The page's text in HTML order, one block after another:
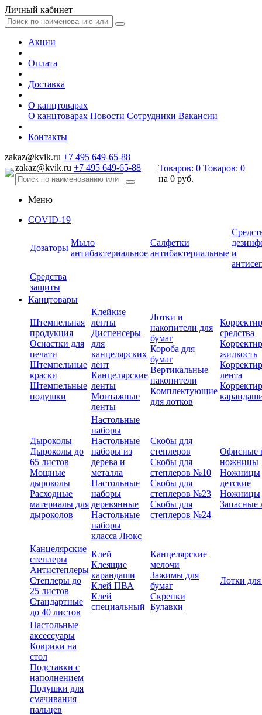
Личный кабинет
Акции
Оплата
Доставка
О канцтоварах
О канцтоварах Новости Сотрудники Вакансии
Контакты
zakaz@kvik.ru +7 495 649-65-88
zakaz@kvik.ru +7 495 649-65-88 Товаров: 0 Товаров: 0
на 0 руб.
Меню
COVID-19
Дозаторы
Мыло
антибактериальное
Салфетки
антибактериальные и
Средства
защиты
Канцтовары
Штемпельная
продукция
Оснастки для
печати
Штемпельные
краски
Штемпельные
подушки
Клейкие
ленты
Диспенсеры
для
канцелярских
лент
Канцелярские
ленты
Монтажные
ленты
Лотки и
накопители для
бумаг
Короба для
бумаг
Вертикальные
накопители
Комплектующие
для лотков
средства
жидкость
лента
Дыроколы
Дыроколы до
65 листов
Мощные
дыроколы
Расходные
материалы для
дыроколов
Настольные
наборы
Настольные
наборы из
дерева и
металла
Настольные
наборы
деревянные
Настольные
наборы
класса Люкс
Скобы для
степлеров
Скобы для
степлеров №10
Скобы для
степлеров №23
Скобы для
степлеров №24
Офисные
ножницы
Ножницы
детские
Ножницы
Запасные
Канцелярские
степлеры
Антистеплеры
Степлеры до
25 листов
Стандартные
до 40 листов
Клей
Клеящие
карандаши
Клей ПВА
Клей
специальный
Канцелярские
мелочи
Зажимы для
бумаг
Скрепки
Булавки
Лотки
Настольные
аксессуары
Коврики на
стол
Подставки с
наполнением
Подушки для
смачивания
пальцев